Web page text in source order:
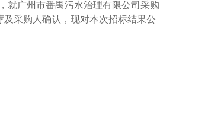
就广州市番禺污水治理有限公司采购
采购人确认，现对本次招标结果公